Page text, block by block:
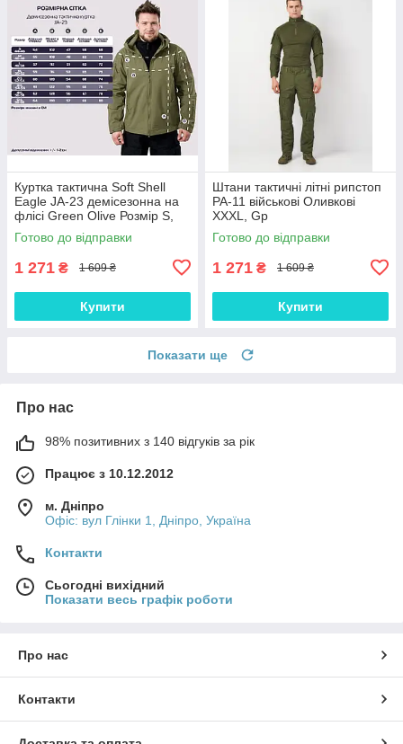
Куртка тактична Soft Shell
Eagle JA-23 демісезонна на
флісі Green Olive Розмір S,
Gp
Готово до відправки
1 271 ₴ 1 609 ₴
Купити
Штани тактичні літні рипстоп
PA-11 військові Оливкові
XXXL, Gp
Готово до відправки
1 271 ₴ 1 609 ₴
Купити
Показати ще
Про нас
98% позитивних з 140 відгуків за рік
Працює з 10.12.2012
м. Дніпро
Офіс: вул Глінки 1, Дніпро, Україна
Контакти
Сьогодні вихідний
Показати весь графік роботи
Про нас
Контакти